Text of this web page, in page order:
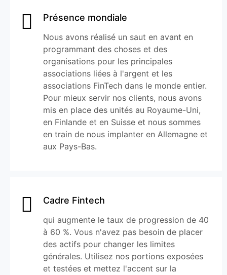
Présence mondiale
Nous avons réalisé un saut en avant en
programmant des choses et des
organisations pour les principales
associations liées à l'argent et les
associations FinTech dans le monde entier.
Pour mieux servir nos clients, nous avons
mis en place des unités au Royaume-Uni,
en Finlande et en Suisse et nous sommes
en train de nous implanter en Allemagne et
aux Pays-Bas.
Cadre Fintech
qui augmente le taux de progression de 40
à 60 %. Vous n'avez pas besoin de placer
des actifs pour changer les limites
générales. Utilisez nos portions exposées
et testées et mettez l'accent sur la